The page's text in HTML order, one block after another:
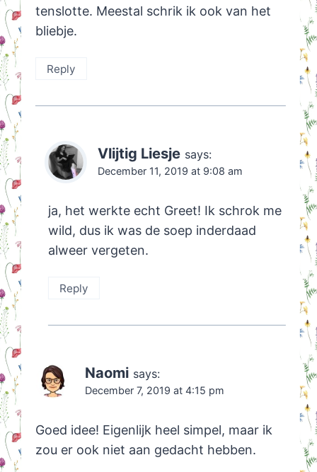
tenslotte. Meestal schrik ik ook van het
bliebje.
Reply
Vlijtig Liesje says:
December 11, 2019 at 9:08 am
ja, het werkte echt Greet! Ik schrok me
wild, dus ik was de soep inderdaad
alweer vergeten.
Reply
Naomi says:
December 7, 2019 at 4:15 pm
Goed idee! Eigenlijk heel simpel, maar ik
zou er ook niet aan gedacht hebben.